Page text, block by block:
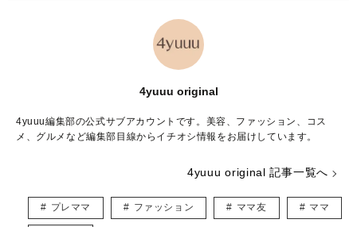
4yuuu original
4yuuu編集部の公式サブアカウントです。美容、ファッション、コス
メ、グルメなど編集部目線からイチオシ情報をお届けしています。
4yuuu original 記事一覧へ
プレママ ファッション ママ友 ママ